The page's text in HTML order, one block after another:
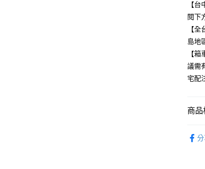
每
付款
每
【
閱下
【
島地
【
議需
宅配
商品